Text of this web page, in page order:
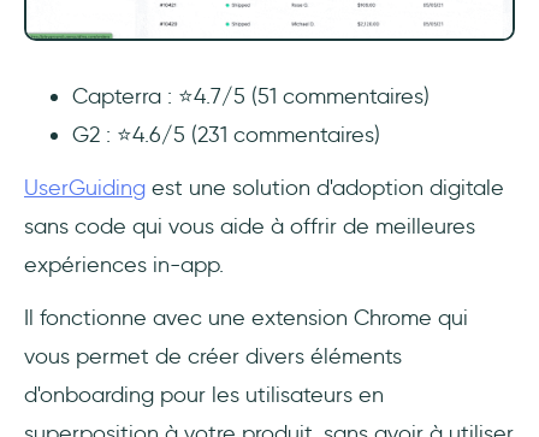
Capterra : ⭐4.7/5 (51 commentaires)
G2 : ⭐4.6/5 (231 commentaires)
UserGuiding est une solution d'adoption digitale
sans code qui vous aide à offrir de meilleures
expériences in-app.
Il fonctionne avec une extension Chrome qui
vous permet de créer divers éléments
d'onboarding pour les utilisateurs en